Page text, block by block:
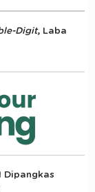
Digit, Laba
Dipangkas